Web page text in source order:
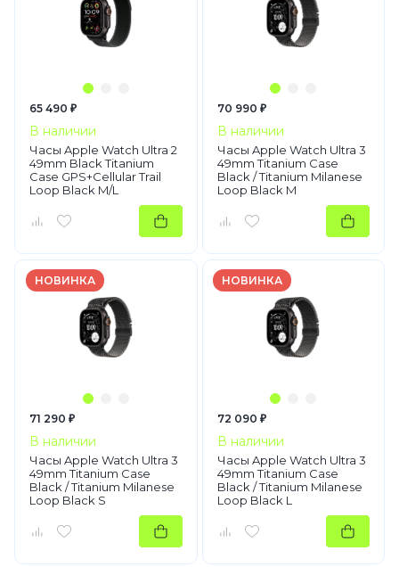
65 490 ₽
В наличии
Часы Apple Watch Ultra 2
49mm Black Titanium
Case GPS+Cellular Trail
Loop Black M/L
70 990 ₽
В наличии
Часы Apple Watch Ultra 3
49mm Titanium Case
Black / Titanium Milanese
Loop Black M
НОВИНКА
71 290 ₽
В наличии
Часы Apple Watch Ultra 3
49mm Titanium Case
Black / Titanium Milanese
Loop Black S
НОВИНКА
72 090 ₽
В наличии
Часы Apple Watch Ultra 3
49mm Titanium Case
Black / Titanium Milanese
Loop Black L